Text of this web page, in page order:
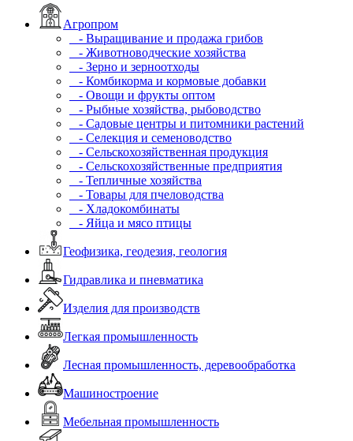
Агропром
- Выращивание и продажа грибов
- Животноводческие хозяйства
- Зерно и зерноотходы
- Комбикорма и кормовые добавки
- Овощи и фрукты оптом
- Рыбные хозяйства, рыбоводство
- Садовые центры и питомники растений
- Селекция и семеноводство
- Сельскохозяйственная продукция
- Сельскохозяйственные предприятия
- Тепличные хозяйства
- Товары для пчеловодства
- Хладокомбинаты
- Яйца и мясо птицы
Геофизика, геодезия, геология
Гидравлика и пневматика
Изделия для производств
Легкая промышленность
Лесная промышленность, деревообработка
Машиностроение
Мебельная промышленность